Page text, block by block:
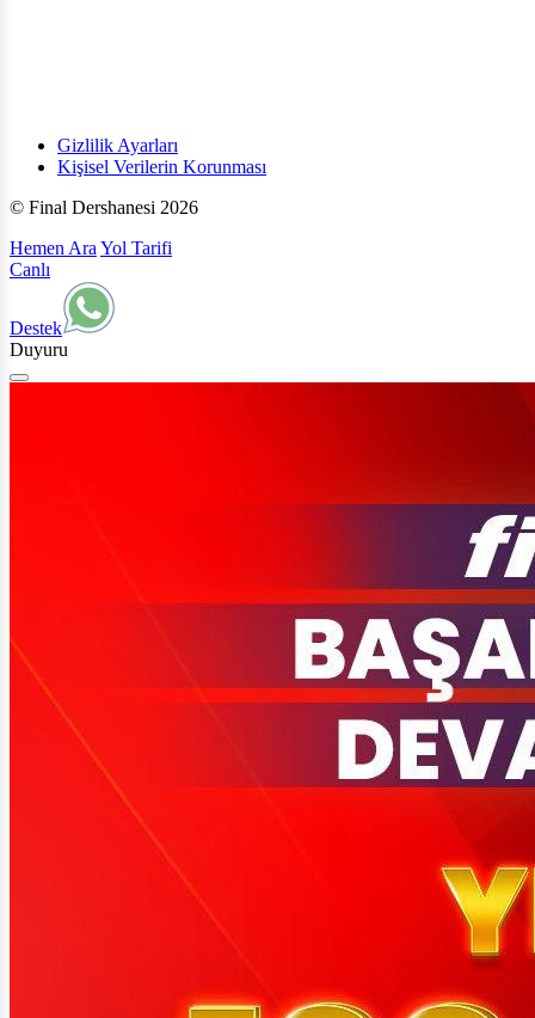
Gizlilik Ayarları
Kişisel Verilerin Korunması
© Final Dershanesi 2026
Hemen Ara Yol Tarifi
Canlı
Destek
Duyuru